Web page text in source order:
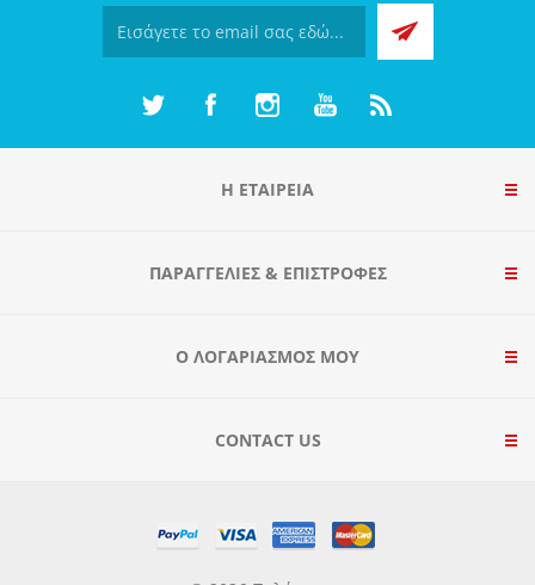
Η ΕΤΑΙΡΕΙΑ
ΠΑΡΑΓΓΕΛΊΕΣ & ΕΠΙΣΤΡΟΦΈΣ
Ο ΛΟΓΑΡΙΑΣΜΌΣ ΜΟΥ
CONTACT US